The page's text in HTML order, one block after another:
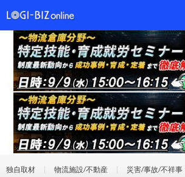
独自取材 物流施設/不動産 災害/事故/不祥事